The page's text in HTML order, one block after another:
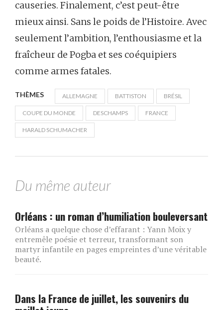
causeries. Finalement, c’est peut-être
mieux ainsi. Sans le poids de l’Histoire. Avec
seulement l’ambition, l’enthousiasme et la
fraîcheur de Pogba et ses coéquipiers
comme armes fatales.
THÈMES ALLEMAGNE BATTISTON BRÉSIL
COUPE DU MONDE DESCHAMPS FRANCE
HARALD SCHUMACHER
Du même auteur
Orléans : un roman d’humiliation bouleversant
Orléans a quelque chose d’effarant : Yann Moix y
entremêle poésie et terreur, transformant son
martyr infantile en pages empreintes d’une véritable
beauté.
Dans la France de juillet, les souvenirs du